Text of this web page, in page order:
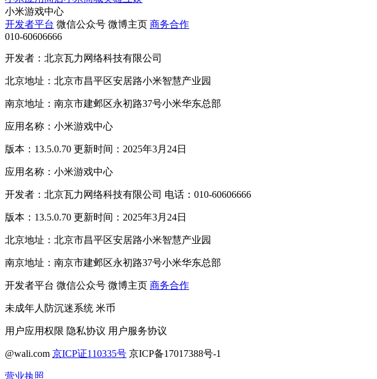
小米游戏中心
开发者平台 微信公众号 微博主页 商务合作
010-60606666
开发者：北京瓦力网络科技有限公司
北京地址：北京市昌平区安居路小米智慧产业园
南京地址：南京市建邺区永初路37号小米华东总部
应用名称：小米游戏中心
版本：13.5.0.70 更新时间：2025年3月24日
应用名称：小米游戏中心
开发者：北京瓦力网络科技有限公司 电话：010-60606666
版本：13.5.0.70 更新时间：2025年3月24日
北京地址：北京市昌平区安居路小米智慧产业园
南京地址：南京市建邺区永初路37号小米华东总部
开发者平台 微信公众号 微博主页 商务合作
未成年人防沉迷系统 米币
用户应用权限 隐私协议 用户服务协议
@wali.com 京ICP证110335号 京ICP备17017388号-1
营业执照